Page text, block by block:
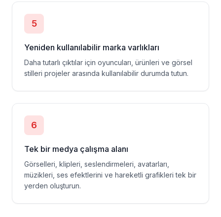
5
Yeniden kullanılabilir marka varlıkları
Daha tutarlı çıktılar için oyuncuları, ürünleri ve görsel
stilleri projeler arasında kullanılabilir durumda tutun.
6
Tek bir medya çalışma alanı
Görselleri, klipleri, seslendirmeleri, avatarları,
müzikleri, ses efektlerini ve hareketli grafikleri tek bir
yerden oluşturun.